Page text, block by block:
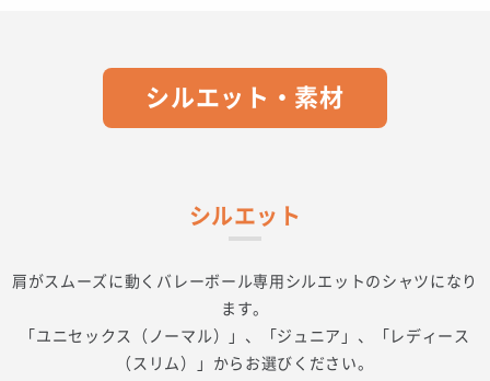
シルエット・素材
シルエット
肩がスムーズに動くバレーボール専用シルエットのシャツになり
ます。
「ユニセックス（ノーマル）」、「ジュニア」、「レディース
（スリム）」からお選びください。